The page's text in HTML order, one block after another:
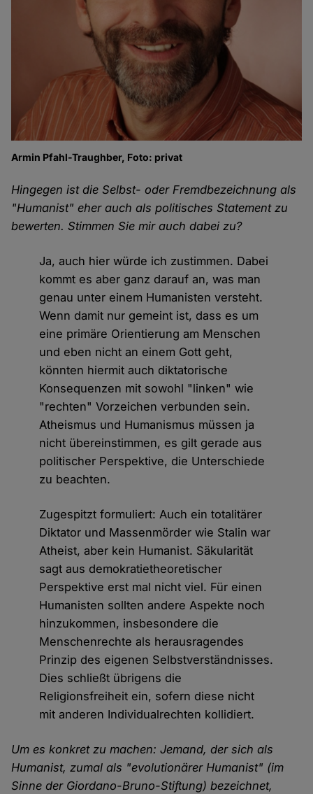
Armin Pfahl-Traughber, Foto: privat
Hingegen ist die Selbst- oder Fremdbezeichnung als
"Humanist" eher auch als politisches Statement zu
bewerten. Stimmen Sie mir auch dabei zu?
Ja, auch hier würde ich zustimmen. Dabei
kommt es aber ganz darauf an, was man
genau unter einem Humanisten versteht.
Wenn damit nur gemeint ist, dass es um
eine primäre Orientierung am Menschen
und eben nicht an einem Gott geht,
könnten hiermit auch diktatorische
Konsequenzen mit sowohl "linken" wie
"rechten" Vorzeichen verbunden sein.
Atheismus und Humanismus müssen ja
nicht übereinstimmen, es gilt gerade aus
politischer Perspektive, die Unterschiede
zu beachten.
Zugespitzt formuliert: Auch ein totalitärer
Diktator und Massenmörder wie Stalin war
Atheist, aber kein Humanist. Säkularität
sagt aus demokratietheoretischer
Perspektive erst mal nicht viel. Für einen
Humanisten sollten andere Aspekte noch
hinzukommen, insbesondere die
Menschenrechte als herausragendes
Prinzip des eigenen Selbstverständnisses.
Dies schließt übrigens die
Religionsfreiheit ein, sofern diese nicht
mit anderen Individualrechten kollidiert.
Um es konkret zu machen: Jemand, der sich als
Humanist, zumal als "evolutionärer Humanist" (im
Sinne der Giordano-Bruno-Stiftung) bezeichnet,